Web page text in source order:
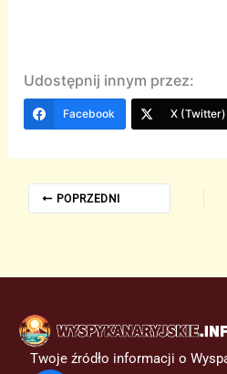
Udostępnij innym przez:
Facebook X (Twitter)
POPRZEDNI
Twoje źródło informacji o